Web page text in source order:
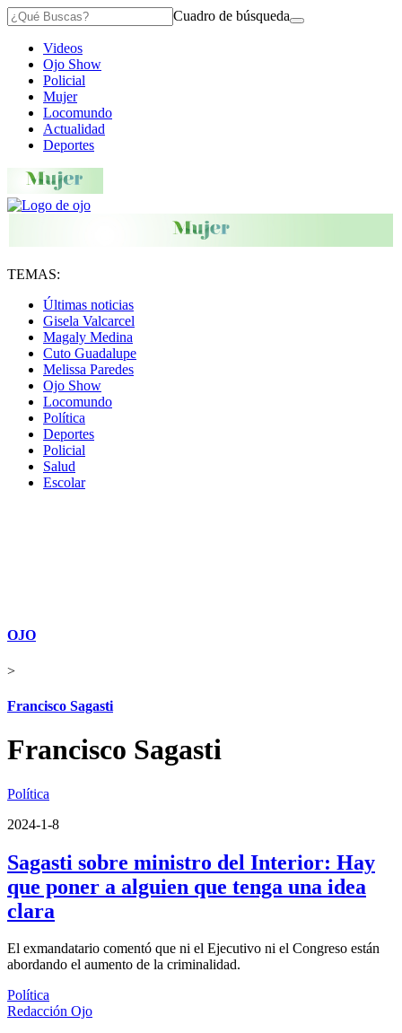
Cuadro de búsqueda
Videos
Ojo Show
Policial
Mujer
Locomundo
Actualidad
Deportes
TEMAS:
Últimas noticias
Gisela Valcarcel
Magaly Medina
Cuto Guadalupe
Melissa Paredes
Ojo Show
Locomundo
Política
Deportes
Policial
Salud
Escolar
OJO
>
Francisco Sagasti
Francisco Sagasti
Política
2024-1-8
Sagasti sobre ministro del Interior: Hay
que poner a alguien que tenga una idea
clara
El exmandatario comentó que ni el Ejecutivo ni el Congreso están
abordando el aumento de la criminalidad.
Política
Redacción Ojo